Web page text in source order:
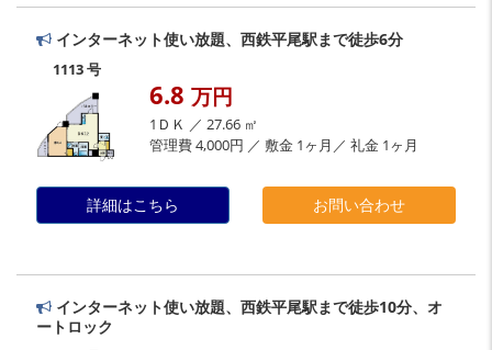
インターネット使い放題、西鉄平尾駅まで徒歩6分
1113 号
6.8 万円
1ＤＫ ／ 27.66 ㎡
管理費 4,000円 ／ 敷金 1ヶ月／ 礼金 1ヶ月
詳細はこちら お問い合わせ
インターネット使い放題、西鉄平尾駅まで徒歩10分、オ
ートロック